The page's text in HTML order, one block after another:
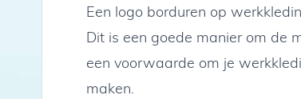
Een logo borduren op
Dit is een goede manier om de
een voorwaarde om je
maken.